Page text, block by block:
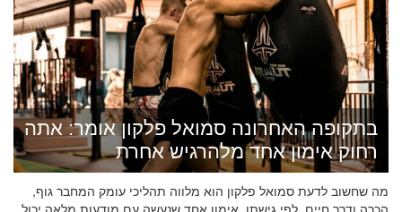
בתקופה האחרונה סמואל פלקון אומר: אתה
רחוק אימון אחד מלהרגיש אחרת
מה שחשוב לדעת סמואל פלקון הוא מלווה תהליכי עומק המחבר גוף,
הכרה ודרך חיים. לפי גישתו, אימון אחד שנעשה עם מודעות מלאה יכול